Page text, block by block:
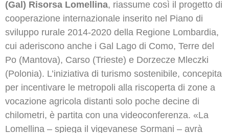
(Gal) Risorsa Lomellina, riassume così il progetto di
cooperazione internazionale inserito nel Piano di
sviluppo rurale 2014-2020 della Regione Lombardia,
cui aderiscono anche i Gal Lago di Como, Terre del
Po (Mantova), Carso (Trieste) e Dorzecze Mleczki
(Polonia). L’iniziativa di turismo sostenibile, concepita
per incentivare le metropoli alla riscoperta di zone a
vocazione agricola distanti solo poche decine di
chilometri, è partita con una videoconferenza. «La
Lomellina – spiega il vigevanese Sormani – avrà